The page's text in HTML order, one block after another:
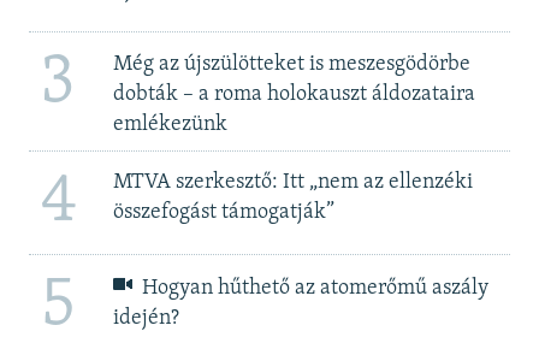
3
Még az újszülötteket is meszesgödörbe
dobták – a roma holokauszt áldozataira
emlékezünk
4
MTVA szerkesztő: Itt „nem az ellenzéki
összefogást támogatják”
5
Hogyan hűthető az atomerőmű aszály
idején?